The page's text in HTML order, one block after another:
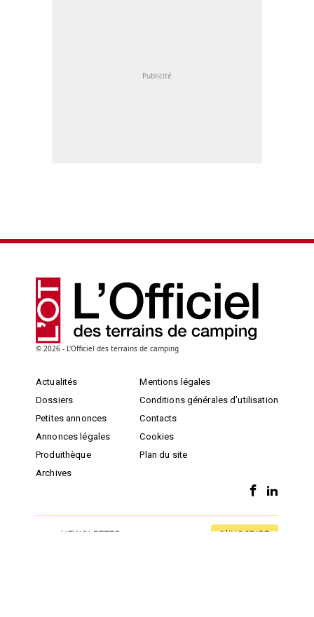
© 2026 - L'Officiel des terrains de camping
Actualités
Dossiers
Petites annonces
Annonces légales
Produithèque
Archives
Mentions légales
Conditions générales d’utilisation
Contacts
Cookies
Plan du site
NEWSLETTER S'INSCRIRE